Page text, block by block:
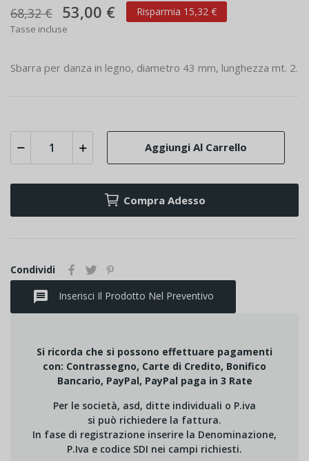
68,32 € 53,00 € Risparmia 15,32 €
Tasse incluse
Sbarra per danza in legno, diametro 43 mm, lunghezza mt. 2.
Aggiungi Al Carrello
Compra Adesso
Condividi
message Inserisci Il Prodotto Nel Preventivo
Si ricorda che si possono effettuare pagamenti
con: Contrassegno, Carte di Credito, Bonifico
Bancario, PayPal, PayPal paga in 3 Rate
Per le società, asd, ditte individuali o P.iva
si può richiedere la fattura.
In fase di registrazione inserire la Denominazione,
P.Iva e codice SDI nei campi richiesti.